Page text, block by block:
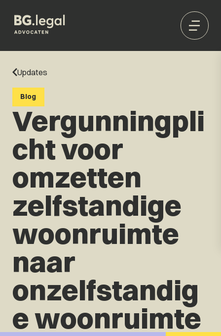
Updates
Blog
Vergunningpli
cht voor
omzetten
zelfstandige
woonruimte
naar
onzelfstandig
e woonruimte